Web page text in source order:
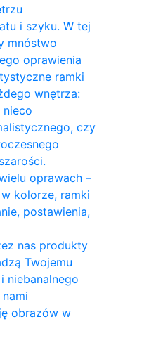
i szyku. W tej
mnóstwo
oprawienia
ramki
wnętrza:
nieco
czy
oprawach –
kolorze, ramki
postawienia,
nas produkty
Twojemu
niebanalnego
obrazów w